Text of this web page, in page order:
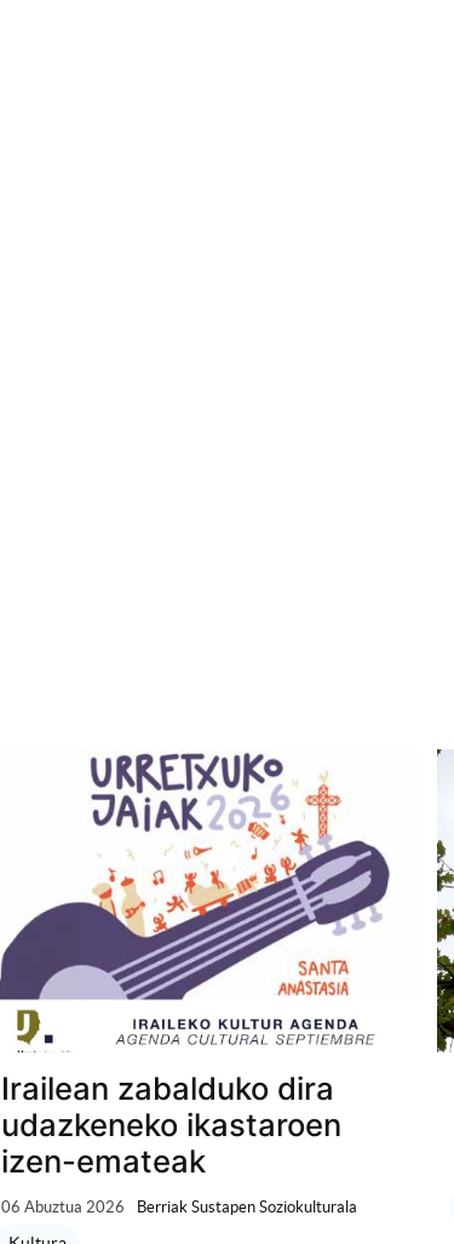
Irailean zabalduko dira
udazkeneko ikastaroen
izen-emateak
06 Abuztua 2026 Berriak Sustapen Soziokulturala